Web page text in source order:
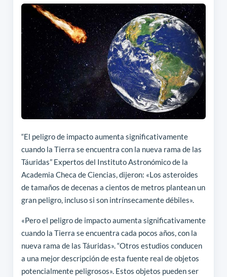
“El peligro de impacto aumenta significativamente
cuando la Tierra se encuentra con la nueva rama de las
Táuridas” Expertos del Instituto Astronómico de la
Academia Checa de Ciencias, dijeron: «Los asteroides
de tamaños de decenas a cientos de metros plantean un
gran peligro, incluso si son intrínsecamente débiles».
«Pero el peligro de impacto aumenta significativamente
cuando la Tierra se encuentra cada pocos años, con la
nueva rama de las Táuridas». “Otros estudios conducen
a una mejor descripción de esta fuente real de objetos
potencialmente peligrosos». Estos objetos pueden ser